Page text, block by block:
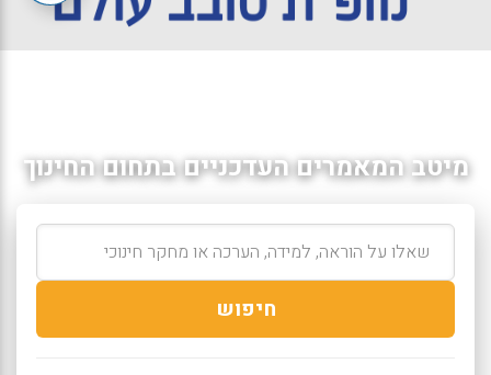
מיטב המאמרים העדכניים בתחום החינוך
חיפוש